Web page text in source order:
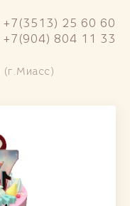
(г.Миасс)
+7(3513) 25 60 60
+7(904) 804 11 33